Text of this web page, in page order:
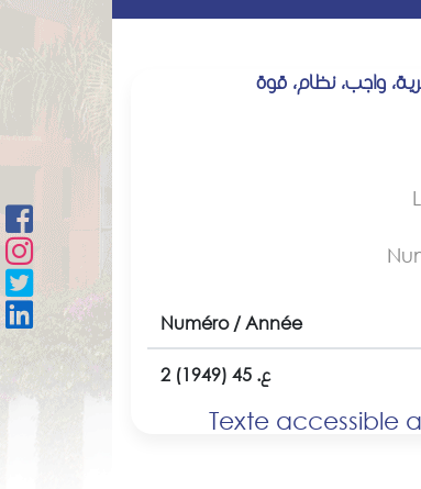
واجب، نظام، قوة
Numéro / Année
2 ع. 45 (1949)
Texte accessible